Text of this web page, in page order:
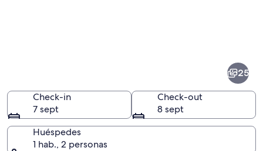
25
Check-in
7 sept
Check-out
8 sept
Huéspedes
1 hab., 2 personas